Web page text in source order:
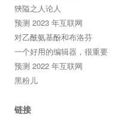
狹隘之人论人
预测 2023 年互联网
对乙酰氨基酚和布洛芬
一个好用的编辑器，很重要
预测 2022 年互联网
黑粉儿
链接